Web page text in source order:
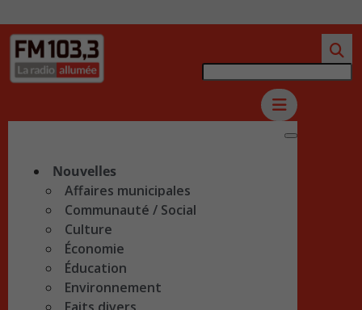
Nouvelles
Affaires municipales
Communauté / Social
Culture
Économie
Éducation
Environnement